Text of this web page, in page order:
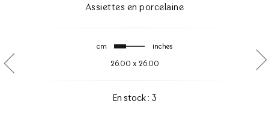
Assiettes en porcelaine
cm inches
26.00 x 26.00
En stock : 3